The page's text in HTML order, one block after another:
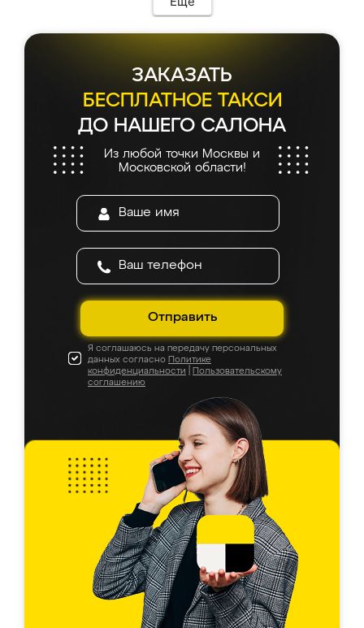
ЗАКАЗАТЬ
БЕСПЛАТНОЕ ТАКСИ
ДО НАШЕГО САЛОНА
Из любой точки Москвы и
Московской области!
Отправить
Я соглашаюсь на передачу персональных
данных согласно Политике
конфиденциальности
Пользовательскому
соглашению